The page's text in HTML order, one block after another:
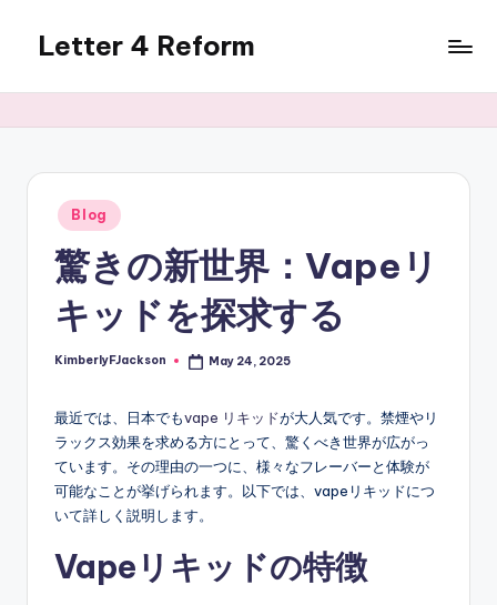
content
Letter 4 Reform
revealing
topics
Posted
in
Blog
驚きの新世界：Vapeリ
キッドを探求する
Posted
KimberlyFJackson May 24, 2025
最近では、日本でもvape リキッドが大人気です。禁煙やリ
ラックス効果を求める方にとって、驚くべき世界が広がっ
ています。その理由の一つに、様々なフレーバーと体験が
可能なことが挙げられます。以下では、vapeリキッドにつ
いて詳しく説明します。
Vapeリキッドの特徴